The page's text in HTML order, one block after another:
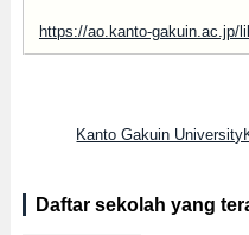
https://ao.kanto-gakuin.ac.jp/
Kanto Gakuin
Daftar sekolah yang